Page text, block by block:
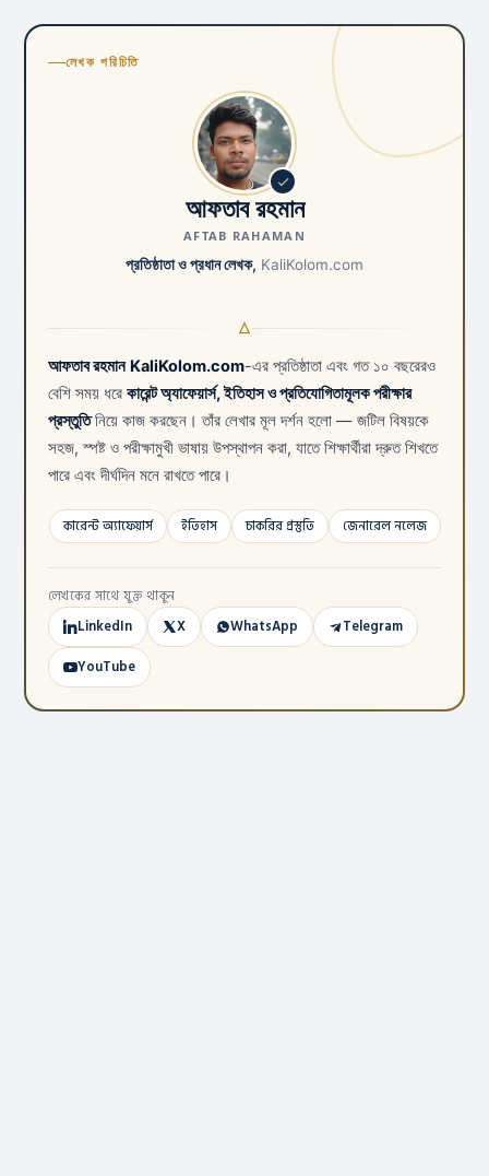
লেখক পরিচিতি
আফতাব রহমান
AFTAB RAHAMAN
প্রতিষ্ঠাতা ও প্রধান লেখক, KaliKolom.com
আফতাব রহমান KaliKolom.com-এর প্রতিষ্ঠাতা এবং গত ১০ বছরেরও
বেশি সময় ধরে কারেন্ট অ্যাফেয়ার্স, ইতিহাস ও প্রতিযোগিতামূলক পরীক্ষার
প্রস্তুতিনিয়ে কাজ করছেন। তাঁর লেখার মূল দর্শন হলো — জটিল বিষয়কে
সহজ, স্পষ্ট ও পরীক্ষামুখী ভাষায় উপস্থাপন করা, যাতে শিক্ষার্থীরা দ্রুত শিখতে
পারে এবং দীর্ঘদিন মনে রাখতে পারে।
কারেন্ট অ্যাফেয়ার্স ইতিহাস চাকরির প্রস্তুতি জেনারেল নলেজ
লেখকের সাথে যুক্ত থাকুন
LinkedIn X WhatsApp
Telegram
YouTube